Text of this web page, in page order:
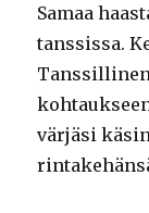
Samaa
tanssissa.
värjäsi